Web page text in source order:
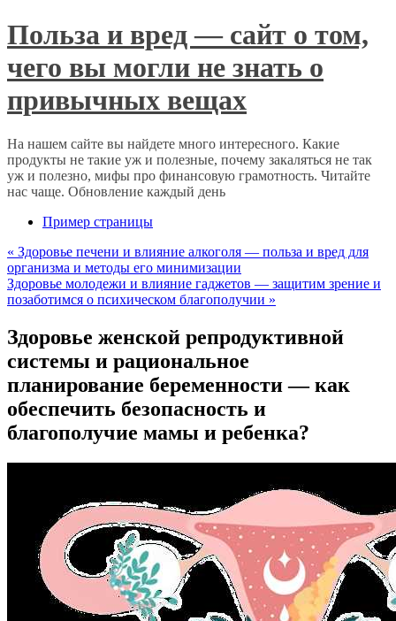
Польза и вред — сайт о том,
чего вы могли не знать о
привычных вещах
На нашем сайте вы найдете много интересного. Какие
продукты не такие уж и полезные, почему закаляться не так
уж и полезно, мифы про финансовую грамотность. Читайте
нас чаще. Обновление каждый день
Пример страницы
« Здоровье печени и влияние алкоголя — польза и вред для
организма и методы его минимизации
Здоровье молодежи и влияние гаджетов — защитим зрение и
позаботимся о психическом благополучии »
Здоровье женской репродуктивной
системы и рациональное
планирование беременности — как
обеспечить безопасность и
благополучие мамы и ребенка?